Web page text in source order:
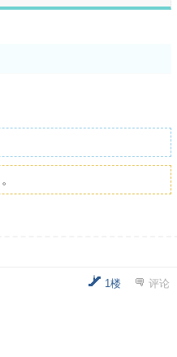
。
评论
1楼